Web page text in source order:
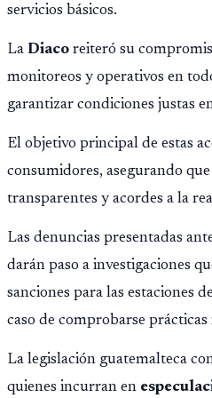
servicios básicos.
La Diaco reiteró su
monitoreos y operativos en
garantizar condiciones justas
El objetivo principal de estas
consumidores, asegurando
transparentes y acordes a la
Las denuncias presentadas
darán paso a investigaciones
sanciones para las estaciones
caso de comprobarse prácticas
La legislación guatemalteca
quienes incurran en